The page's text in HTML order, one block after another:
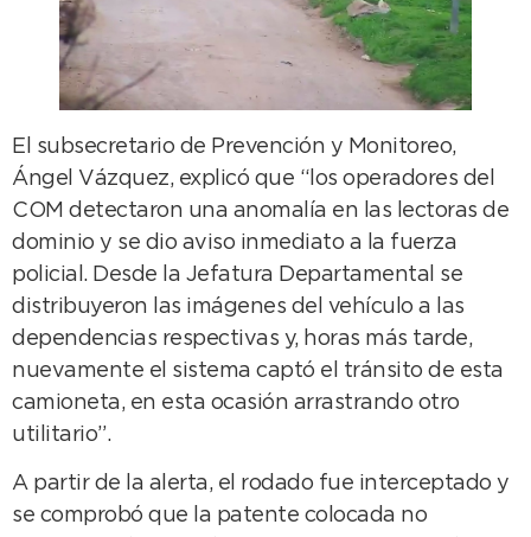
El subsecretario de Prevención y Monitoreo,
Ángel Vázquez, explicó que “los operadores del
COM detectaron una anomalía en las lectoras de
dominio y se dio aviso inmediato a la fuerza
policial. Desde la Jefatura Departamental se
distribuyeron las imágenes del vehículo a las
dependencias respectivas y, horas más tarde,
nuevamente el sistema captó el tránsito de esta
camioneta, en esta ocasión arrastrando otro
utilitario”.
A partir de la alerta, el rodado fue interceptado y
se comprobó que la patente colocada no